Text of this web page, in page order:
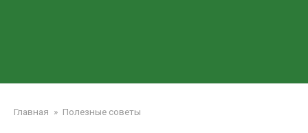
Главная » Полезные советы